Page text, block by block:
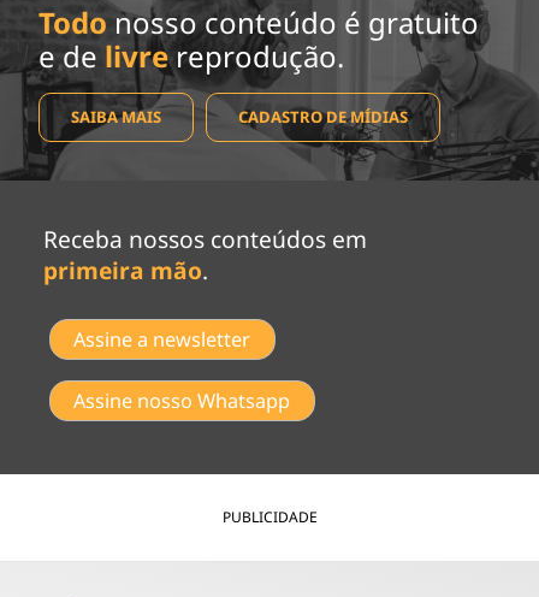
Todo nosso conteúdo é gratuito
e de livrereprodução.
SAIBA MAIS CADASTRO DE MÍDIAS
Receba nossos conteúdos em
primeira mão.
Assine a newsletter
Assine nosso Whatsapp
PUBLICIDADE